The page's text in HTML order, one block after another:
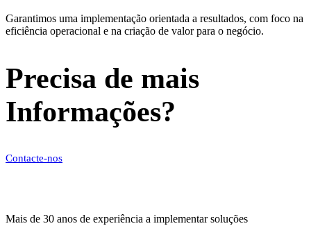
Garantimos uma implementação orientada a resultados, com foco na
eficiência operacional e na criação de valor para o negócio.
Precisa de mais
Informações?
Contacte-nos
Mais de 30 anos de experiência a implementar soluções